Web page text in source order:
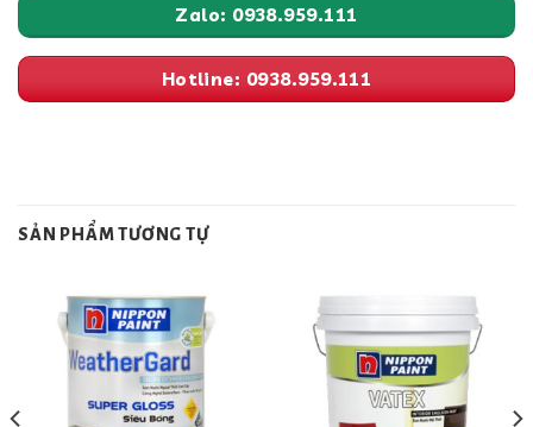
Zalo: 0938.959.111
Hotline: 0938.959.111
SẢN PHẨM TƯƠNG TỰ